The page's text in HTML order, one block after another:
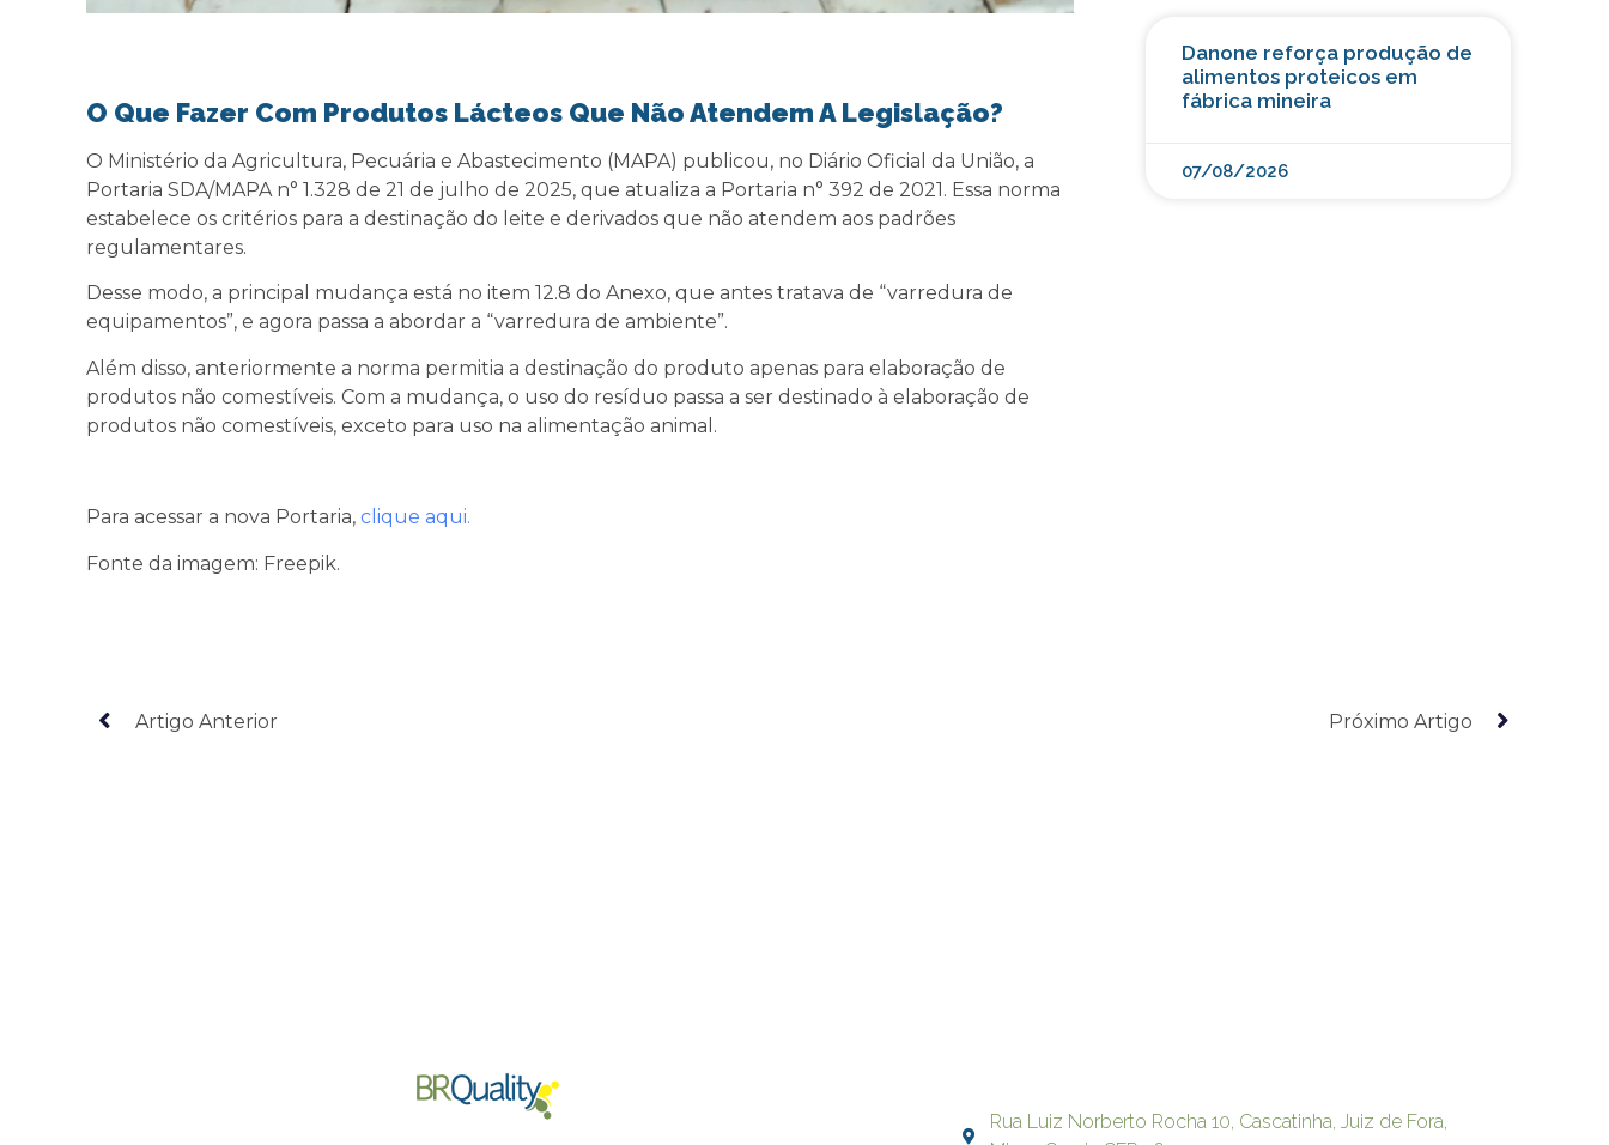
O Que Fazer Com Produtos Lácteos Que Não Atendem A Legislação?
O Ministério da Agricultura, Pecuária e Abastecimento (MAPA) publicou, no Diário Oficial da União, a
Portaria SDA/MAPA n° 1.328 de 21 de julho de 2025, que atualiza a Portaria n° 392 de 2021. Essa norma
estabelece os critérios para a destinação do leite e derivados que não atendem aos padrões
regulamentares.
Desse modo, a principal mudança está no item 12.8 do Anexo, que antes tratava de “varredura de
equipamentos”, e agora passa a abordar a “varredura de ambiente”.
Além disso, anteriormente a norma permitia a destinação do produto apenas para elaboração de
produtos não comestíveis. Com a mudança, o uso do resíduo passa a ser destinado à elaboração de
produtos não comestíveis, exceto para uso na alimentação animal.
Para acessar a nova Portaria, clique aqui.
Fonte da imagem: Freepik.
Danone reforça produção de
alimentos proteicos em
fábrica mineira
07/08/2026
Artigo Anterior Próximo Artigo
Rua Luiz Norberto Rocha 10, Cascatinha, Juiz de Fora,